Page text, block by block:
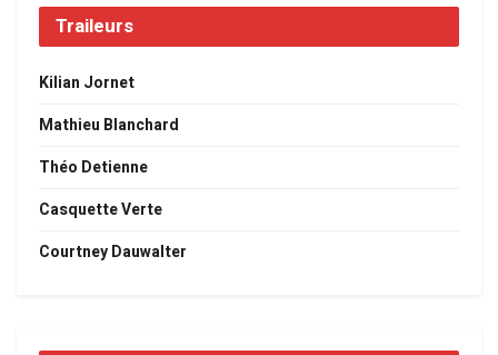
Traileurs
Kilian Jornet
Mathieu Blanchard
Théo Detienne
Casquette Verte
Courtney Dauwalter